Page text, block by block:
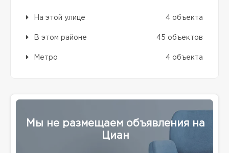
На этой улице 4 объекта
В этом районе 45 объектов
Метро 4 объекта
Мы не размещаем объявления на
Циан